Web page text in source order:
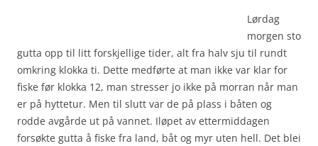
Lørdag
morgen sto
gutta opp til litt forskjellige tider, alt fra halv sju til rundt
omkring klokka ti. Dette medførte at man ikke var klar for
fiske før klokka 12, man stresser jo ikke på morran når man
er på hyttetur. Men til slutt var de på plass i båten og
rodde avgårde ut på vannet. Iløpet av ettermiddagen
forsøkte gutta å fiske fra land, båt og myr uten hell. Det blei